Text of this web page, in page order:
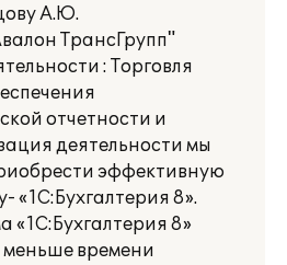
А.Ю.
ТрансГрупп"
: Торговля
отчетности и
деятельности мы
эффективную
«1С:Бухгалтерия 8».
«1С:Бухгалтерия 8»
меньше времени